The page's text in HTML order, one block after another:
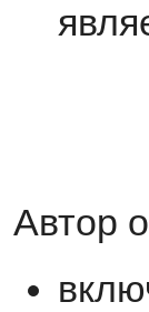
Автор